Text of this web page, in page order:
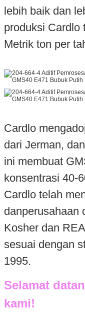
lebih baik dan
produksi Cardlo
Metrik ton per
Cardlo
dari Jerman,
ini membuat
konsentrasi 40-
Cardlo telah
danperusahaan
Kosher dan
sesuai dengan
1995.
Selamat
kami!